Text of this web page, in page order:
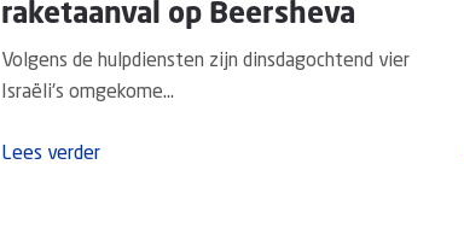
raketaanval op Beersheva
Volgens de hulpdiensten zijn dinsdagochtend vier
Israëli's omgekome...
Lees verder